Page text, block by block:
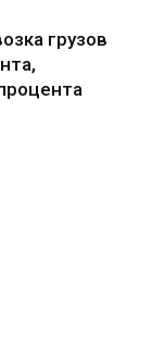
грузов